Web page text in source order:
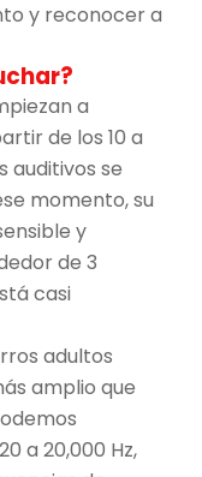
y reconocer a
a
de los 10 a
auditivos se
momento, su
y
de 3
casi
adultos
amplio que
a 20,000 Hz,